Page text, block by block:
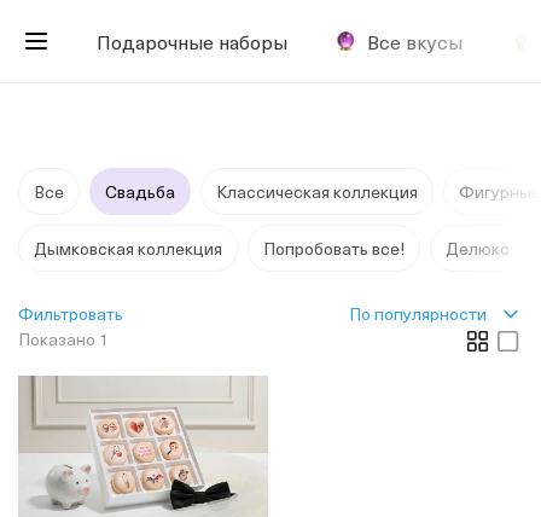
Подарочные наборы Все вкусы
Все Свадьба Классическая коллекция
Дымковская коллекция Попробовать все! Делюкс
Показано 1
Фильтровать По популярности